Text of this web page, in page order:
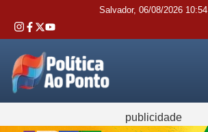
Salvador, 06/08/2026 10:54
publicidade